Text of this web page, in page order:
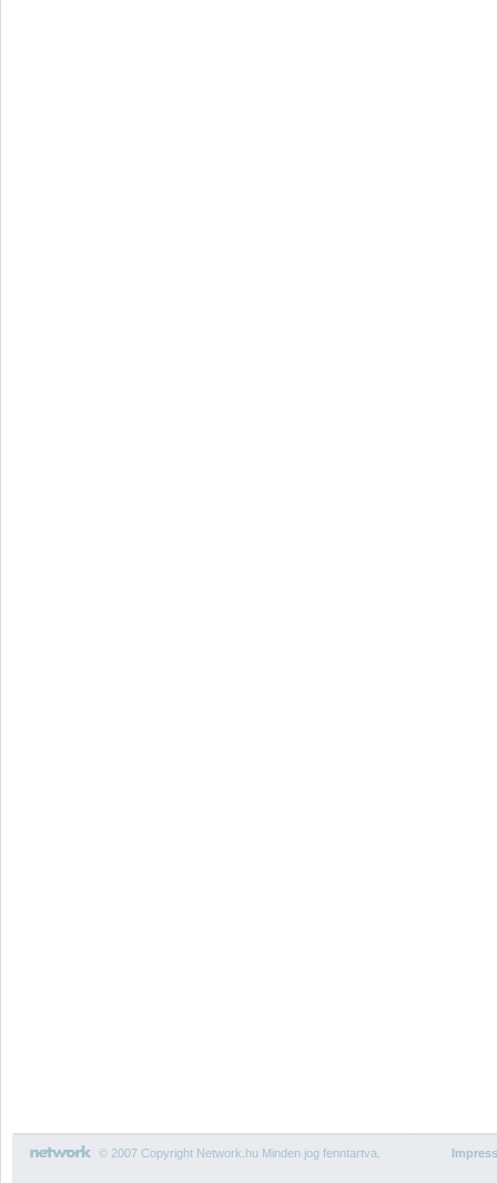
© 2007 Copyright Network.hu Minden jog fenntartva.